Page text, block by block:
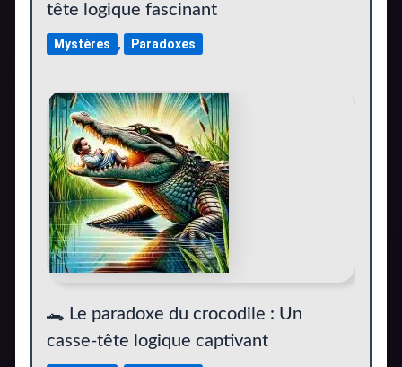
tête logique fascinant
Mystères , Paradoxes
🐊 Le paradoxe du crocodile : Un
casse-tête logique captivant